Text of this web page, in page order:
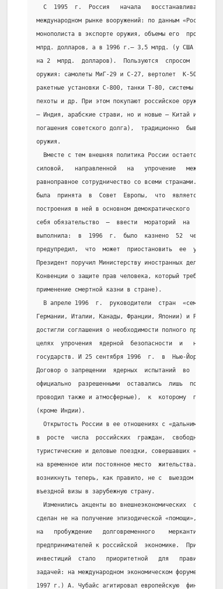
С  1995  г.  Россия   начала   восстанавливать
международном рынке вооружений: по данным
монополиста в экспорте оружия, объемы его  продаж
млрд. долларов, а в 1996 г.— 3,5 млрд. (у США объем
на 2  млрд.  долларов).  Пользуются  спросом
оружия: самолеты МиГ-29 и С-27, вертолет  К-50
ракетные установки С-800, танки Т-80, системы
пехоты и др. При этом покупают российское оружие не
— Индия, арабские страви, но и новые — Китай и
погашения советского долга),  традиционно  бывшая
оружия.
Вместе с тем внешняя политика России остается не
силовой,   направленной   на   упрочение
равноправное сотрудничество со всеми странами.  В
была  принята  в  Совет  Европы,  что  является
построения в ней в основном демократического
себя обязательство  —  ввести  мораторий  на
выполнила:  в  1996  г.  было  казнено  52
предупредил,  что  может  приостановить  ее
Президент поручил Министерству иностранных дел
Конвенции о защите прав человека, который требует в
применение смертной казни в стране).
В апреле 1996  г.  руководители  стран  «семерки»
Германии, Италии, Канады, Франции, Японии) и России,
достигли соглашения о необходимости полного
целях  упрочения  ядерной  безопасности  и
государств. И 25 сентября 1996  г.  в  Нью-Йорке  был
Договор о запрещении  ядерных  испытаний  во  всех
официально  разрешенными  оставались  лишь
проводил также и атмосферные),  к  которому
(кроме Индии).
Открытость России в ее отношениях с «дальним
в  росте  числа  российских  граждан,  свободно
туристические и деловые поездки, совершавших
на временное или постоянное место  жительства.
возникнуть теперь, как правило, не с  выездом  из
въездной визы в зарубежную страну.
Изменились акценты во внешнеэкономических  связях
сделан не на получение эпизодической «помощи»,
на   пробуждение   долговременного
предпринимателей к российской  экономике.
инвестиций  стало   приоритетной   для
задачей: на международном экономическом форуме в
1997 г.) А. Чубайс агитировал европейскую